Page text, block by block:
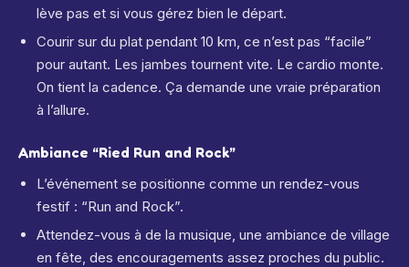
lève pas et si vous gérez bien le départ.
Courir sur du plat pendant 10 km, ce n’est pas “facile”
pour autant. Les jambes tournent vite. Le cardio monte.
On tient la cadence. Ça demande une vraie préparation
à l’allure.
Ambiance “Ried Run and Rock”
L’événement se positionne comme un rendez-vous
festif : “Run and Rock”.
Attendez-vous à de la musique, une ambiance de village
en fête, des encouragements assez proches du public.